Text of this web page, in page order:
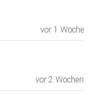
vor 1 Woche
vor 2 Wochen